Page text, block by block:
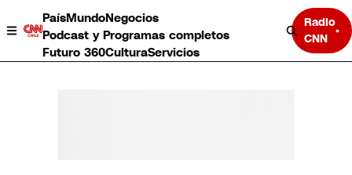
PaísMundoNegocios
Podcast y Programas completos
Futuro 360CulturaServicios
Radio
CNN